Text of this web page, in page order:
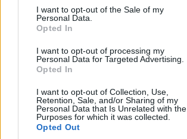
consent section.
I want to opt-out of the Sale of my
Personal Data.
Opted In
I want to opt-out of processing my
Personal Data for Targeted Advertising.
Opted In
I want to opt-out of Collection, Use,
Retention, Sale, and/or Sharing of my
Personal Data that Is Unrelated with the
Purposes for which it was collected.
Opted Out